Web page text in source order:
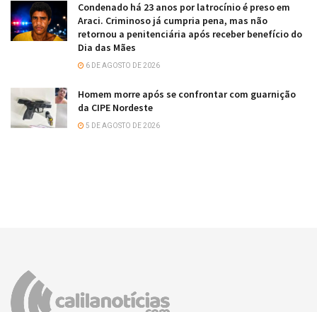
Condenado há 23 anos por latrocínio é preso em
Araci. Criminoso já cumpria pena, mas não
retornou a penitenciária após receber benefício do
Dia das Mães
6 DE AGOSTO DE 2026
Homem morre após se confrontar com guarnição
da CIPE Nordeste
5 DE AGOSTO DE 2026